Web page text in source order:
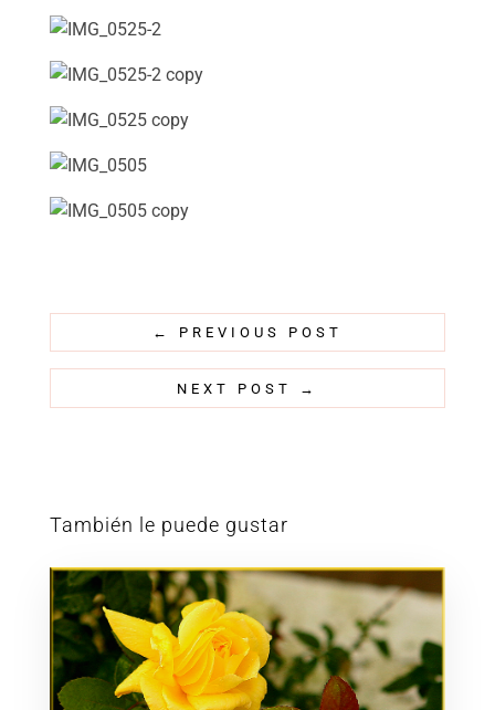
← PREVIOUS POST
NEXT POST →
También le puede gustar